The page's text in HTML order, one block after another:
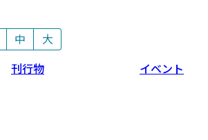
中
大
刊行物 イベント